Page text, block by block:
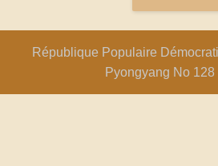
République Populaire
Pyongyang No 128